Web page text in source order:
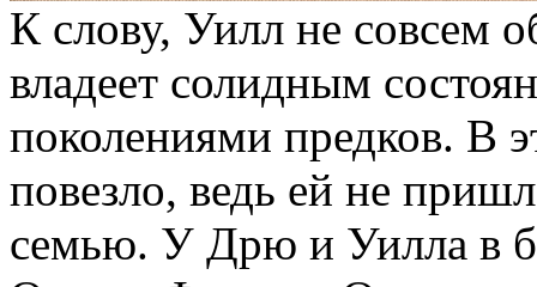
К слову, Уилл не совсем
владеет солидным
поколениями предков. В
повезло, ведь ей не
семью. У Дрю и Уилла в